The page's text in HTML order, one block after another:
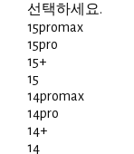
선택하세요.
15promax
15pro
15+
15
14promax
14pro
14+
14